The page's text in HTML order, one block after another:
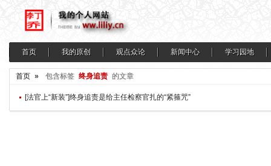
首页 我的原创 观点众论 新闻中心 学习园地
首页 » 包含标签 终身追责 的文章
[法官上“新装”]终身追责是给主任检察官扎的“紧箍咒”